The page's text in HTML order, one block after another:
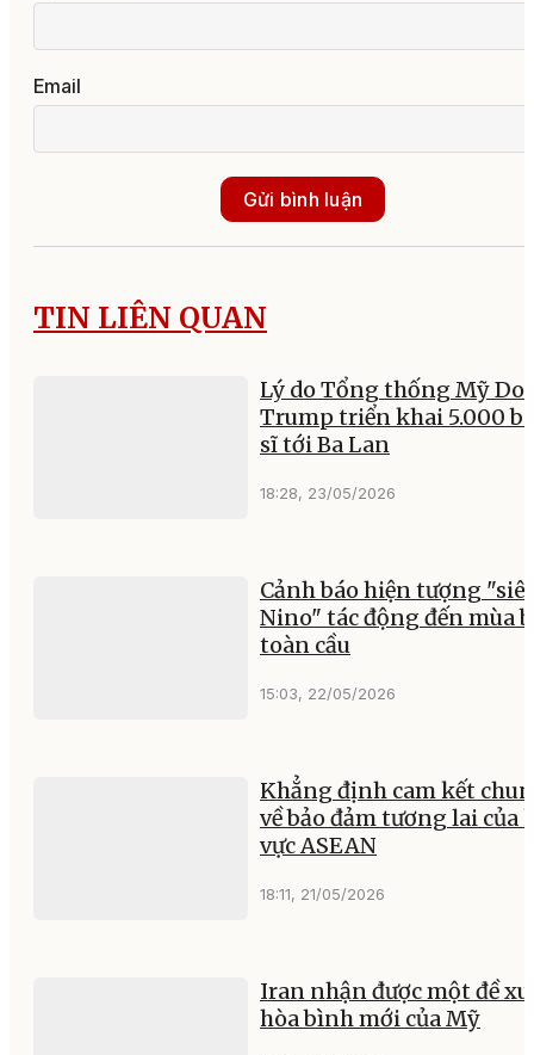
Email
Gửi bình luận
TIN LIÊN QUAN
Lý do Tổng thống Mỹ
Trump triển khai 5.000
sĩ tới Ba Lan
18:28, 23/05/2026
Cảnh báo hiện tượng
Nino" tác động đến mùa
toàn cầu
15:03, 22/05/2026
Khẳng định cam kết
về bảo đảm tương lai của
vực ASEAN
18:11, 21/05/2026
Iran nhận được một đề
hòa bình mới của Mỹ